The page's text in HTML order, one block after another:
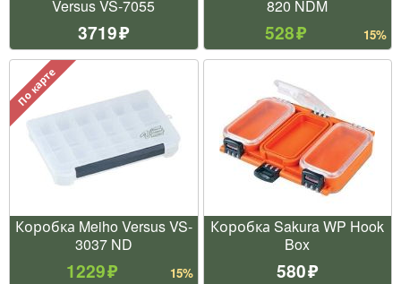
Versus VS-7055
3719
820 NDM
528 15%
По карте
Коробка Meiho Versus VS-
3037 ND
1229 15%
Коробка Sakura WP Hook
Box
580